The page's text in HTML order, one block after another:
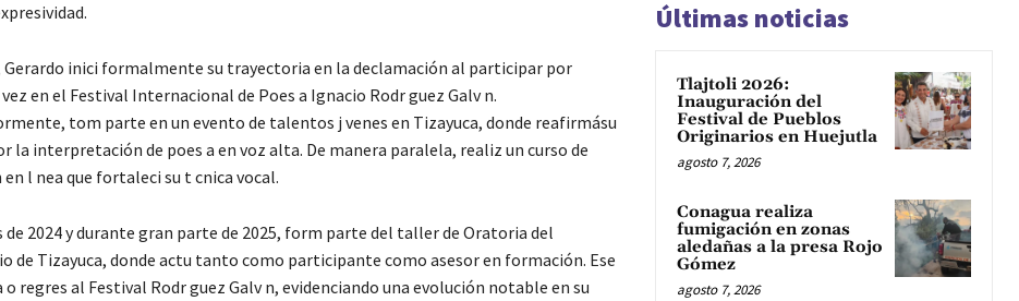
Gerardo inici formalmente su trayectoria en la declamación al participar por
en el Festival Internacional de Poes a Ignacio Rodr guez Galv n.
tom parte en un evento de talentos j venes en Tizayuca, donde reafirmásu
la interpretación de poes a en voz alta. De manera paralela, realiz un curso de
l nea que fortaleci su t cnica vocal.
de 2024 y durante gran parte de 2025, form parte del taller de Oratoria del
de Tizayuca, donde actu tanto como participante como asesor en formación. Ese
o regres al Festival Rodr guez Galv n, evidenciando una evolución notable en su
Últimas noticias
Tlajtoli 2026:
Inauguración del
Festival de Pueblos
Originarios en Huejutla
agosto 7, 2026
Conagua realiza
fumigación en zonas
aledañas a la presa Rojo
Gómez
agosto 7, 2026